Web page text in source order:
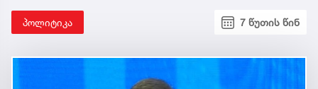
პოლიტიკა 7 წუთის წინ